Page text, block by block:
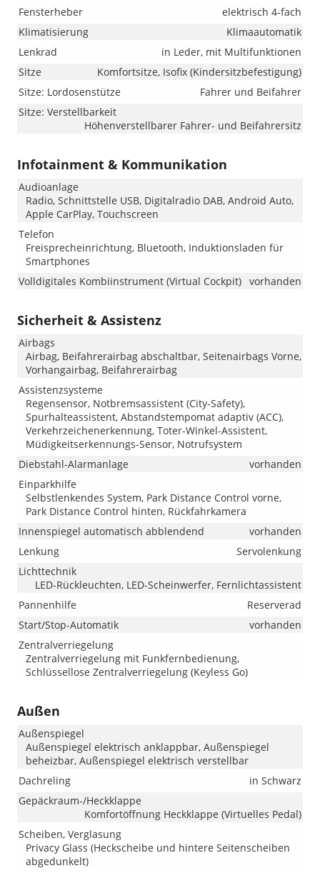
Fensterheber
elektrisch 4-fach
Klimatisierung
Klimaautomatik
Lenkrad
in Leder, mit Multifunktionen
Sitze
Komfortsitze, Isofix (Kindersitzbefestigung)
Sitze: Lordosenstütze
Fahrer und Beifahrer
Sitze: Verstellbarkeit
Höhenverstellbarer Fahrer- und Beifahrersitz
Infotainment & Kommunikation
Audioanlage
Radio, Schnittstelle USB, Digitalradio DAB, Android Auto,
Apple CarPlay, Touchscreen
Telefon
Freisprecheinrichtung, Bluetooth, Induktionsladen für
Smartphones
Volldigitales Kombiinstrument (Virtual Cockpit) vorhanden
Sicherheit & Assistenz
Airbags
Airbag, Beifahrerairbag abschaltbar, Seitenairbags Vorne,
Vorhangairbag, Beifahrerairbag
Assistenzsysteme
Regensensor, Notbremsassistent (City-Safety),
Spurhalteassistent, Abstandstempomat adaptiv (ACC),
Verkehrzeichenerkennung, Toter-Winkel-Assistent,
Müdigkeitserkennungs-Sensor, Notrufsystem
Diebstahl-Alarmanlage
vorhanden
Einparkhilfe
Selbstlenkendes System, Park Distance Control vorne,
Park Distance Control hinten, Rückfahrkamera
Innenspiegel automatisch abblendend
vorhanden
Lenkung
Servolenkung
Lichttechnik
LED-Rückleuchten, LED-Scheinwerfer, Fernlichtassistent
Pannenhilfe
Reserverad
Start/Stop-Automatik
vorhanden
Zentralverriegelung
Zentralverriegelung mit Funkfernbedienung,
Schlüssellose Zentralverriegelung (Keyless Go)
Außen
Außenspiegel
Außenspiegel elektrisch anklappbar, Außenspiegel
beheizbar, Außenspiegel elektrisch verstellbar
Dachreling
in Schwarz
Gepäckraum-/Heckklappe
Komfortöffnung Heckklappe (Virtuelles Pedal)
Scheiben, Verglasung
Privacy Glass (Heckscheibe und hintere Seitenscheiben
abgedunkelt)